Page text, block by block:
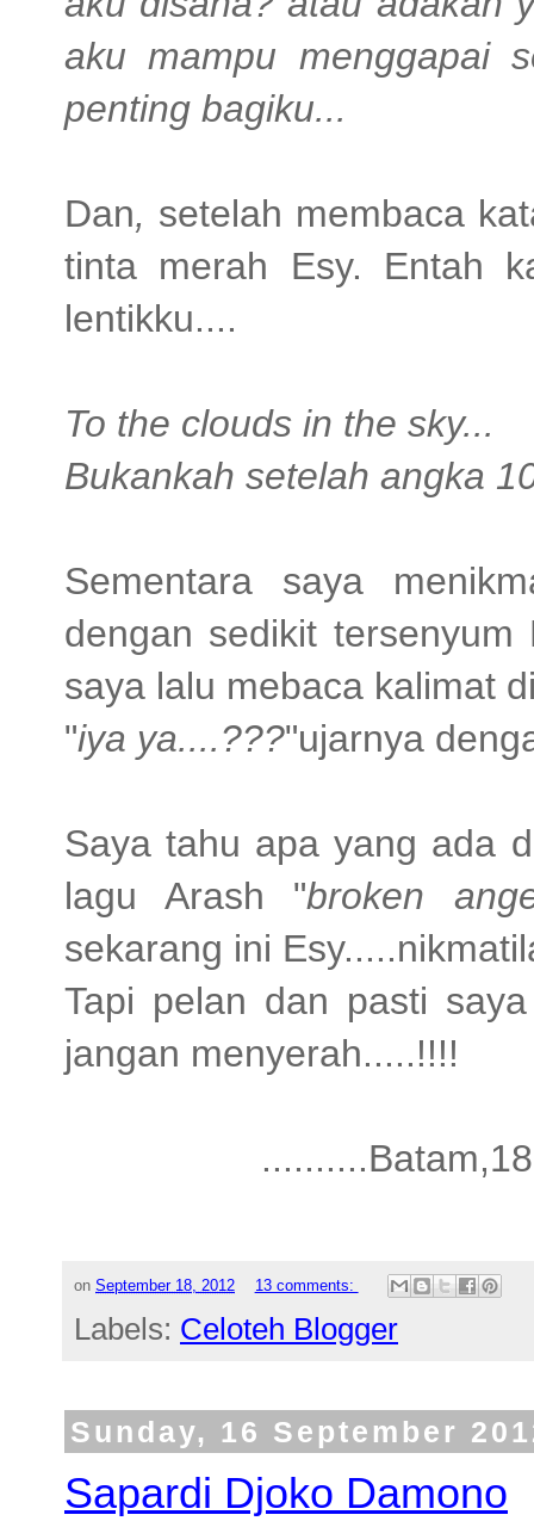
aku mampu menggapai
penting bagiku...
Dan, setelah membaca
tinta merah Esy. Entah
lentikku....
To the clouds in the sky...
Bukankah setelah angka
Sementara saya
dengan sedikit
saya lalu mebaca kalimat
"iya ya....???"ujarnya
Saya tahu apa yang ada
lagu Arash "broken
sekarang ini
Tapi pelan dan pasti
jangan menyerah.....!!!!
on September 18, 2012 13 comments:
Labels: Celoteh Blogger
Sunday, 16 September
Sapardi Djoko Damono